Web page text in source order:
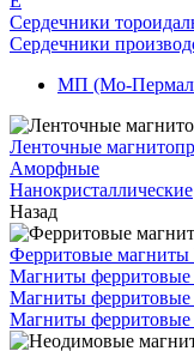
Сердечники
Сердечники
МП (Мо-
Ленточные
Аморфные
Нанокристаллические
Назад
Ферритовые магниты
Магниты
Магниты ферритовые
Магниты ферритовые